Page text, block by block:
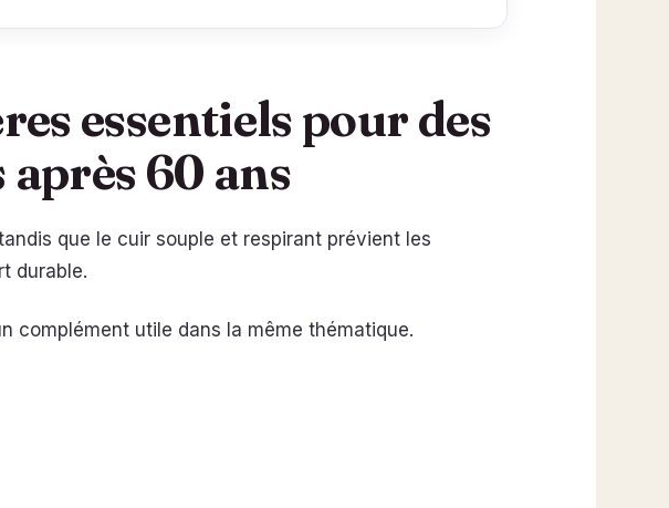
essentiels pour des
60 ans
que le cuir souple et respirant prévient les
durable.
complément utile dans la même thématique.